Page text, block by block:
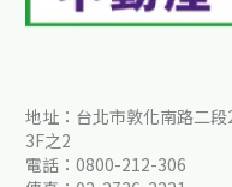
地址：台北市敦化南路二
3F之2
電話：0800-212-306